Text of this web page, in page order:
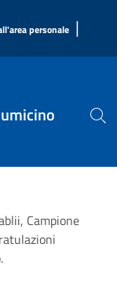
personale |
Campione